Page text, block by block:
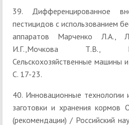
39. Дифференцированное
пестицидов с использованием
аппаратов Марченко Л.А.,
И.Г.,Мочкова Т.В.,
Сельскохозяйственные машины
С. 17-23.
40. Инновационные
заготовки и хранения кормов
(рекомендации) / Российский